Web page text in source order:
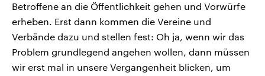
Betroffene an die Öffentlichkeit gehen und Vorwürfe
erheben. Erst dann kommen die Vereine und
Verbände dazu und stellen fest: Oh ja, wenn wir das
Problem grundlegend angehen wollen, dann müssen
wir erst mal in unsere Vergangenheit blicken, um